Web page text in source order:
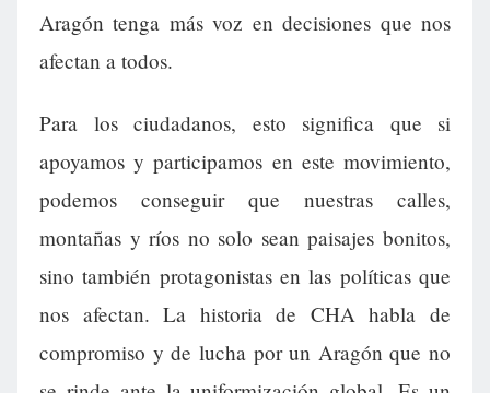
Aragón tenga más voz en decisiones que nos
afectan a todos.
Para los ciudadanos, esto significa que si
apoyamos y participamos en este movimiento,
podemos conseguir que nuestras calles,
montañas y ríos no solo sean paisajes bonitos,
sino también protagonistas en las políticas que
nos afectan. La historia de CHA habla de
compromiso y de lucha por un Aragón que no